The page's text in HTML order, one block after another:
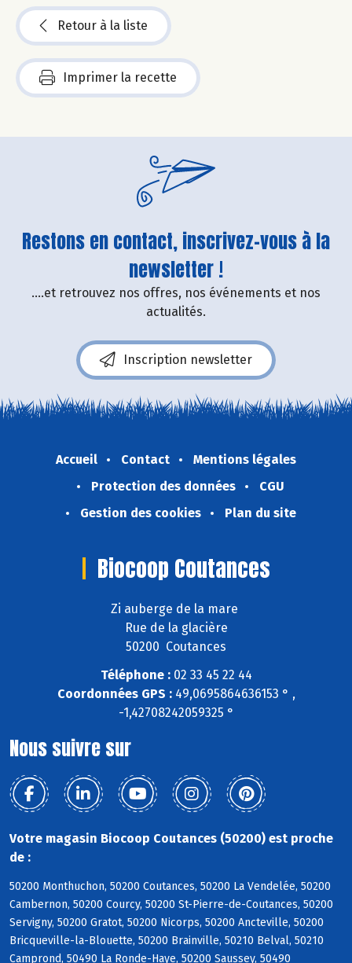
Retour à la liste
Imprimer la recette
Restons en contact, inscrivez-vous à la
newsletter !
....et retrouvez nos offres, nos événements et nos
actualités.
Inscription newsletter
Accueil Contact
Mentions légales
Protection des données
CGU
Gestion des cookies
Plan du site
Biocoop Coutances
Zi auberge de la mare
Rue de la glacière
50200 Coutances
Téléphone :02 33 45 22 44
Coordonnées GPS :49,0695864636153 ° ,
-1,42708242059325 °
Nous suivre sur
Votre magasin Biocoop Coutances (50200) est proche
de :
50200 Monthuchon, 50200 Coutances, 50200 La Vendelée, 50200
Cambernon, 50200 Courcy, 50200 St-Pierre-de-Coutances, 50200
Servigny, 50200 Gratot, 50200 Nicorps, 50200 Ancteville, 50200
Bricqueville-la-Blouette, 50200 Brainville, 50210 Belval, 50210
Camprond, 50490 La Ronde-Haye, 50200 Saussey, 50490